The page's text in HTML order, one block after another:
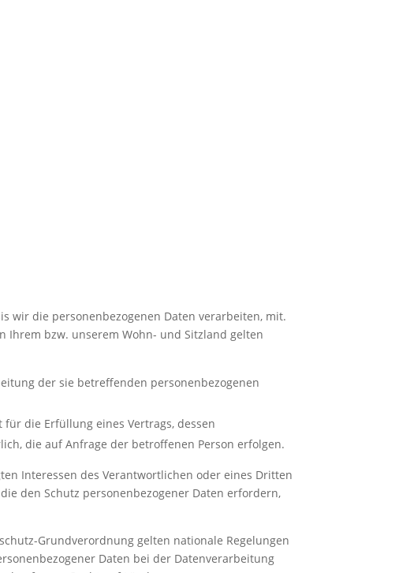
wir die personenbezogenen Daten verarbeiten, mit.
Ihrem bzw. unserem Wohn- und Sitzland gelten
der sie betreffenden personenbezogenen
für die Erfüllung eines Vertrags, dessen
die auf Anfrage der betroffenen Person erfolgen.
Interessen des Verantwortlichen oder eines Dritten
den Schutz personenbezogener Daten erfordern,
Grundverordnung gelten nationale Regelungen
Daten bei der Datenverarbeitung